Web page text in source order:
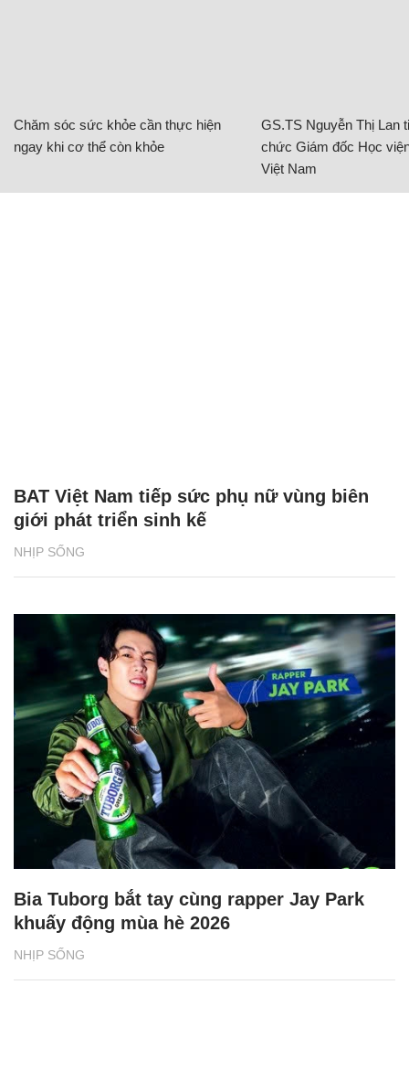
Chăm sóc sức khỏe cần thực hiện
ngay khi cơ thể còn khỏe
GS.TS Nguyễn Thị Lan
chức Giám đốc Học
Việt Nam
NHỊP SỐNG
BAT Việt Nam tiếp sức phụ nữ vùng biên
giới phát triển sinh kế
NHỊP SỐNG
Bia Tuborg bắt tay cùng rapper Jay Park
khuấy động mùa hè 2026